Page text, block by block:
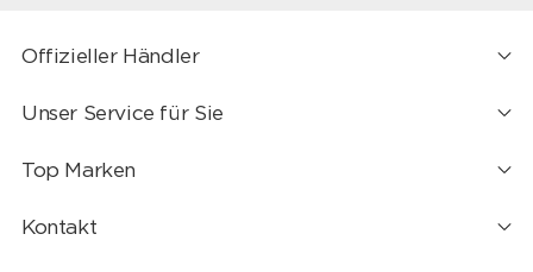
Offizieller Händler
Unser Service für Sie
Top Marken
Kontakt